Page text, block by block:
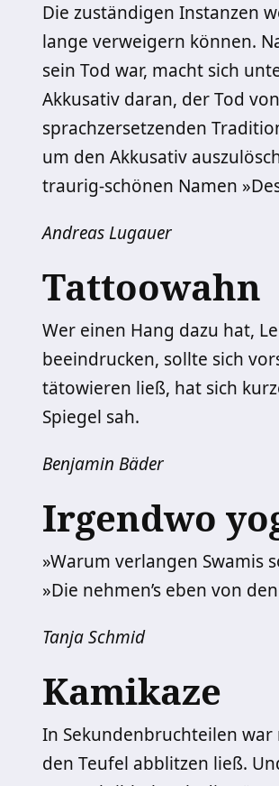
Die zuständigen Instanzen
lange verweigern können.
sein Tod war, macht sich
Akkusativ daran, der Tod
sprachzersetzenden
um den Akkusativ
traurig-schönen Namen
Andreas Lugauer
Tattoowahn
Wer einen Hang dazu hat,
beeindrucken, sollte sich
tätowieren ließ, hat sich
Spiegel sah.
Benjamin Bäder
Irgendwo
»Warum verlangen Swamis
»Die nehmen’s eben von
Tanja Schmid
Kamikaze
In Sekundenbruchteilen war
den Teufel abblitzen ließ.